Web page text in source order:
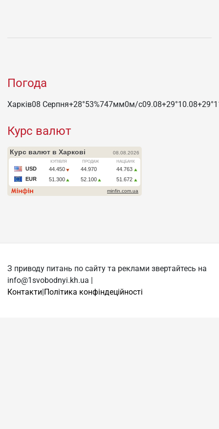
Погода
Харків08 Серпня+28°53%747мм0м/c09.08+29°10.08+29°
Курс валют
З приводу питань по сайту та реклами звертайтесь на
info@1svobodnyi.kh.ua |
Контакти|Політика конфіндеційності